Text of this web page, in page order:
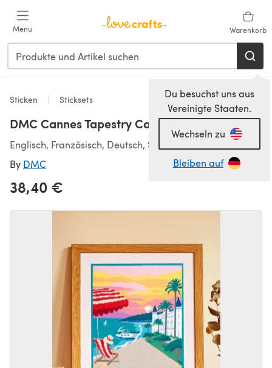
Menu Warenkorb
Du besuchst uns aus
Vereinigte Staaten.
Wechseln zu
Bleiben auf
Sticken Sticksets
DMC Cannes Tapestry Canvas - 30 x 42cm
Englisch, Französisch, Deutsch, Spanisch
By DMC
38,40 €